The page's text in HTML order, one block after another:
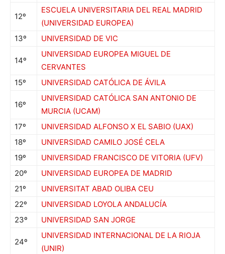
12º
ESCUELA UNIVERSITARIA DEL REAL MADRID
(UNIVERSIDAD EUROPEA)
13º
UNIVERSIDAD DE VIC
14º
UNIVERSIDAD EUROPEA MIGUEL DE
CERVANTES
15º
UNIVERSIDAD CATÓLICA DE ÁVILA
16º
UNIVERSIDAD CATÓLICA SAN ANTONIO DE
MURCIA (UCAM)
17º
UNIVERSIDAD ALFONSO X EL SABIO (UAX)
18º
UNIVERSIDAD CAMILO JOSÉ CELA
19º
UNIVERSIDAD FRANCISCO DE VITORIA (UFV)
20º
UNIVERSIDAD EUROPEA DE MADRID
21º
UNIVERSITAT ABAD OLIBA CEU
22º
UNIVERSIDAD LOYOLA ANDALUCÍA
23º
UNIVERSIDAD SAN JORGE
24º
UNIVERSIDAD INTERNACIONAL DE LA RIOJA
(UNIR)